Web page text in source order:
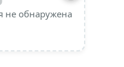
не обнаружена